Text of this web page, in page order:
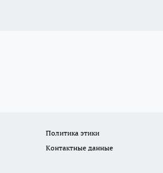
Политика этики
Контактные данные